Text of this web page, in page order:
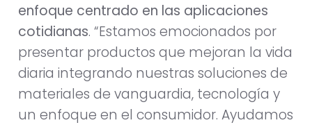
enfoque centrado en las aplicaciones
cotidianas. “Estamos emocionados por
presentar productos que mejoran la vida
diaria integrando nuestras soluciones de
materiales de vanguardia, tecnología y
un enfoque en el consumidor. Ayudamos